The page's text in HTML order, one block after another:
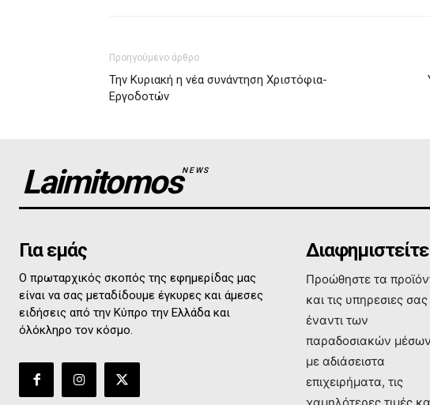
Προηγούμενο άρθρο
Την Κυριακή η νέα συνάντηση Χριστόφια-
Εργοδοτών
LaimitomosNEWS
Για εμάς
Ο πρωταρχικός σκοπός της εφημερίδας μας
είναι να σας μεταδίδουμε έγκυρες και άμεσες
ειδήσεις από την Κύπρο την Ελλάδα και
όλόκληρο τον κόσμο.
Διαφημιστείτε
Προώθηστε τα
και τις υπηρεσιες σας
έναντι των
παραδοσιακών
με αδιάσειστα
επιχειρήματα, τις